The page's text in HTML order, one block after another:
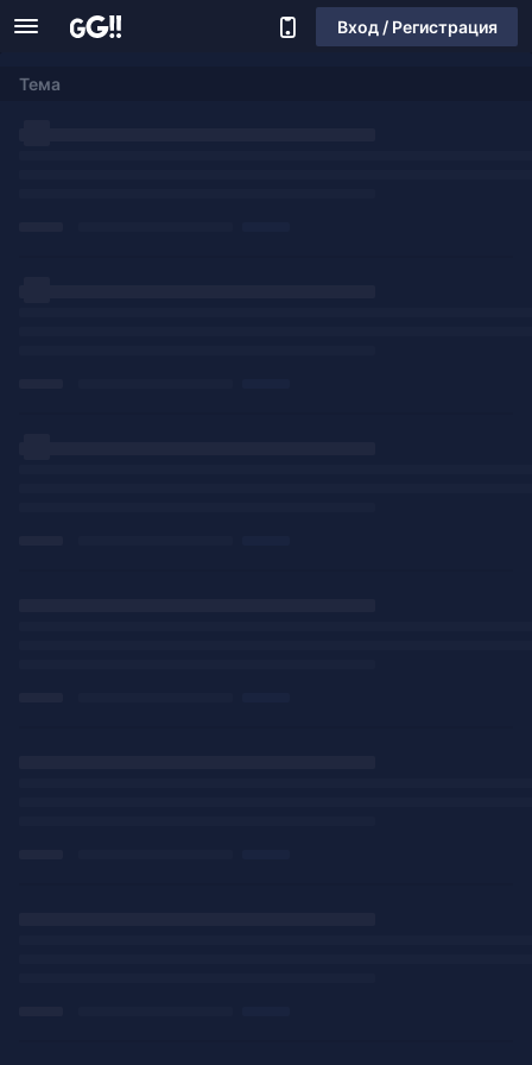
Вход / Регистрация
Тема